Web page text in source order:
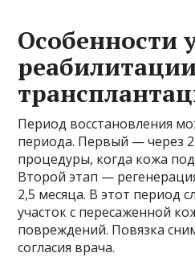
Особенности
Период восстановления
периода. Первый — через
процедуры, когда кожа
Второй этап —
2,5 месяца. В этот период
участок с пересаженной
повреждений. Повязка
согласия врача.